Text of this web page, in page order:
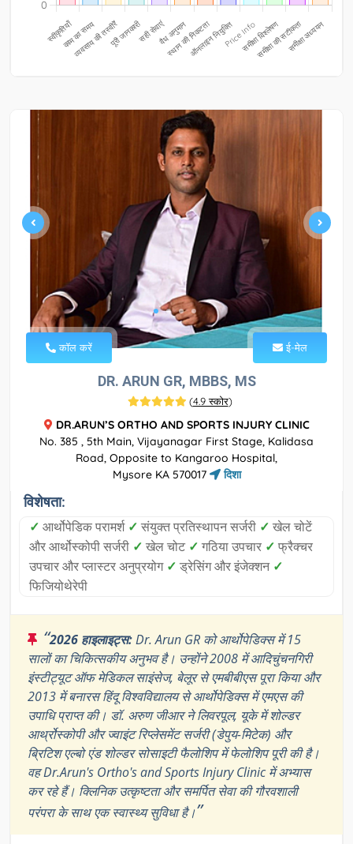
कॉल करें ई-मेल
DR. ARUN GR, MBBS, MS
(4.9 स्कोर)
DR.ARUN’S ORTHO AND SPORTS INJURY CLINIC
No. 385 , 5th Main, Vijayanagar First Stage, Kalidasa
Road, Opposite to Kangaroo Hospital,
Mysore KA 570017
दिशा
विशेषता:
✓ आर्थोपेडिक परामर्श ✓ संयुक्त प्रतिस्थापन सर्जरी ✓ खेल चोटें
और आर्थोस्कोपी सर्जरी ✓ खेल चोट ✓ गठिया उपचार ✓ फ्रैक्चर
उपचार और प्लास्टर अनुप्रयोग ✓ ड्रेसिंग और इंजेक्शन ✓
फिजियोथेरेपी
“2026 हाइलाइट्स:Dr. Arun GR को आर्थोपेडिक्स में 15
सालों का चिकित्सकीय अनुभव है। उन्होंने 2008 में आदिचुंचनगिरी
इंस्टीट्यूट ऑफ मेडिकल साइंसेज, बेलूर से एमबीबीएस पूरा किया और
2013 में बनारस हिंदू विश्वविद्यालय से आर्थोपेडिक्स में एमएस की
उपाधि प्राप्त की। डॉ. अरुण जीआर ने लिवरपूल, यूके में शोल्डर
आर्थ्रोस्कोपी और ज्वाइंट रिप्लेसमेंट सर्जरी (डेपुय-मिटेक) और
ब्रिटिश एल्बो एंड शोल्डर सोसाइटी फैलोशिप में फेलोशिप पूरी की है।
वह Dr.Arun's Ortho's and Sports Injury Clinic में अभ्यास
कर रहे हैं। क्लिनिक उत्कृष्टता और समर्पित सेवा की गौरवशाली
परंपरा के साथ एक स्वास्थ्य सुविधा है।”